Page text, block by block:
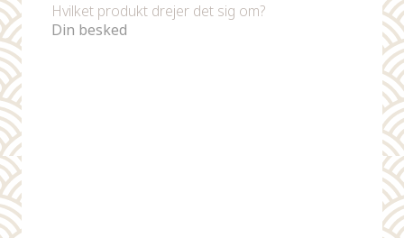
Hvilket produkt drejer det sig om?